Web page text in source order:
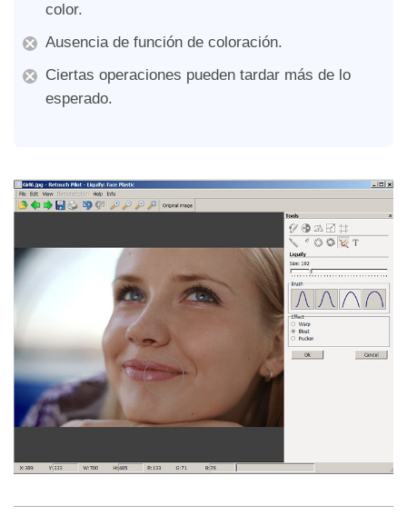
color.
Ausencia de función de coloración.
Ciertas operaciones pueden tardar más de lo
esperado.